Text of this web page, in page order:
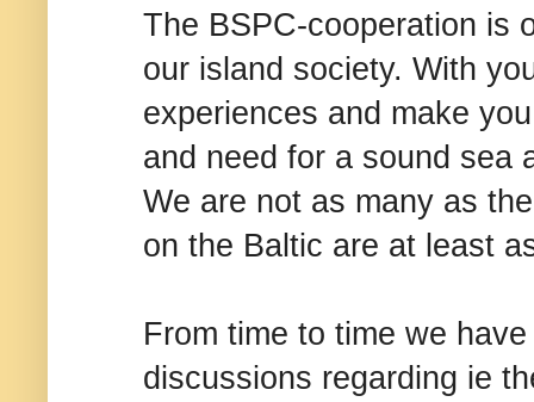
The BSPC-cooperation is
our island society. With
experiences and make
and need for a sound sea
We are not as many as
on the Baltic are at least
From time to time we
discussions regarding ie